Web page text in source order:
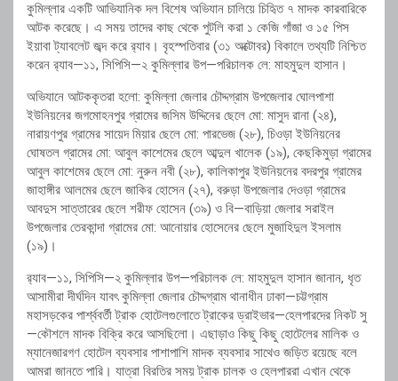
কুমিল্লার একটি আভিযানিক দল বিশেষ অভিযান চালিয়ে চিহিৃত ৭ মাদক কারবারিকে
আটক করেছে। এ সময় তাদের কাছ থেকে পুটলি করা ১ কেজি গাঁজা ও ১৫ পিস
ইয়াবা ট্যাবলেট জব্দ করে র‌্যাব। বৃহস্পতিবার (৩১ অক্টোবর) বিকালে তথ্যটি নিশ্চিত
করেন র‌্যাব—১১, সিপিসি—২ কুমিল্লার উপ—পরিচালক লে: মাহমুদুল হাসান।
অভিযানে আটককৃতরা হলো: কুমিল্লা জেলার চৌদ্দগ্রাম উপজেলার ঘোলপাশা
ইউনিয়নের জগমোহনপুর গ্রামের জসিম উদ্দিনের ছেলে মো: মাসুদ রানা (২৪),
নারায়ণপুর গ্রামের সায়েদ মিয়ার ছেলে মো: পারভেজ (২৮), চিওড়া ইউনিয়নের
ঘোষতল গ্রামের মো: আবুল কাশেমের ছেলে আব্দুল খালেক (১৯), কেছকিমুড়া গ্রামের
আবুল কাশেমের ছেলে মো: নুরুন নবী (২৮), কালিকাপুর ইউনিয়নের বদরপুর গ্রামের
জাহাঙ্গীর আলমের ছেলে জাকির হোসেন (২৭), বরুড়া উপজেলার দেওড়া গ্রামের
আবদুস সাত্তারের ছেলে শরীফ হোসেন (৩৯) ও বি—বাড়িয়া জেলার সরাইল
উপজেলার তেরকান্দা গ্রামের মো: আনোয়ার হোসেনের ছেলে মুজাহিদুল ইসলাম
(১৯)।
র‌্যাব—১১, সিপিসি—২ কুমিল্লার উপ—পরিচালক লে: মাহমুদুল হাসান জানান, ধৃত
আসামীরা দীর্ঘদিন যাবৎ কুমিল্লা জেলার চৌদ্দগ্রাম থানাধীন ঢাকা—চট্টগ্রাম
মহাসড়কের পার্শ্ববর্তী ট্রাক হোটেলগুলোতে ট্রাকের ড্রাইভার—হেলপারদের নিকট সু
—কৌশলে মাদক বিক্রি করে আসছিলো। এছাড়াও কিছু কিছু হোটেলের মালিক ও
ম্যানেজারগণ হোটেল ব্যবসার পাশাপাশি মাদক ব্যবসার সাথেও জড়িত রয়েছে বলে
আমরা জানতে পারি। যাত্রা বিরতির সময় ট্রাক চালক ও হেলপাররা এখান থেকে